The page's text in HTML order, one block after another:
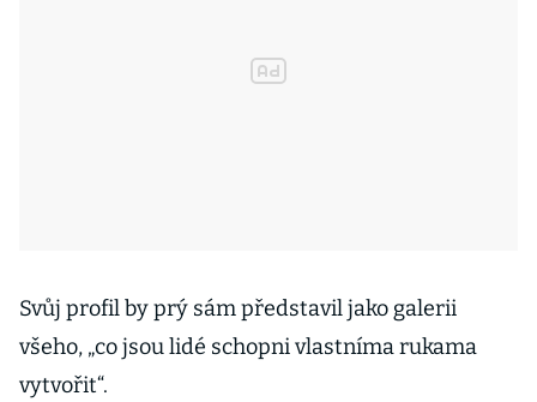
Svůj profil by prý sám představil jako galerii
všeho, „co jsou lidé schopni vlastníma rukama
vytvořit“.